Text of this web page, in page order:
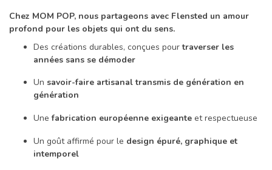
Chez MOM POP, nous partageons avec Flensted un amour
profond pour les objets qui ont du sens.
Des créations durables, conçues pourtraverser les
années sans se démoder
Un savoir-faire artisanal transmis de génération en
génération
Unefabrication européenne exigeante et respectueuse
Un goût affirmé pour le design épuré, graphique et
intemporel